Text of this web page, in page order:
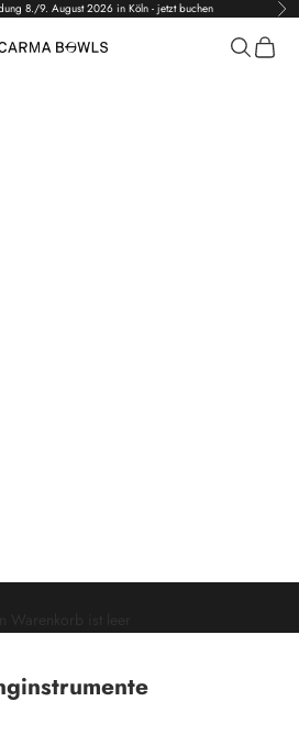
8./9. August 2026 in Köln - jetzt buchen Vor
Bowls Suchen